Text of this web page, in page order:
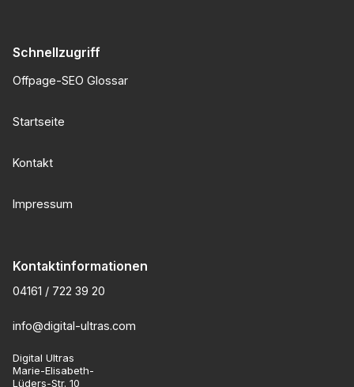
Schnellzugriff
Offpage-SEO Glossar
Startseite
Kontakt
Impressum
Kontaktinformationen
04161 / 722 39 20
info@digital-ultras.com
Digital Ultras
Marie-Elisabeth-
Lüders-Str. 10